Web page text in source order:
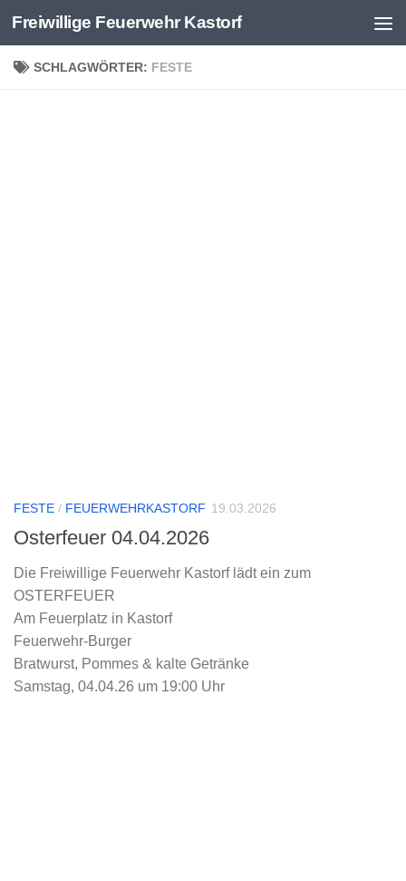
Zum Inhalt springen
Freiwillige Feuerwehr Kastorf
SCHLAGWÖRTER: FESTE
FESTE / FEUERWEHRKASTORF 19.03.2026
Osterfeuer 04.04.2026
Die Freiwillige Feuerwehr Kastorf lädt ein zum
OSTERFEUER
Am Feuerplatz in Kastorf
Feuerwehr-Burger
Bratwurst, Pommes & kalte Getränke
Samstag, 04.04.26 um 19:00 Uhr